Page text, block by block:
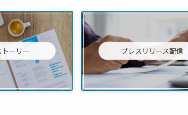
ーリー プレスリリース配信